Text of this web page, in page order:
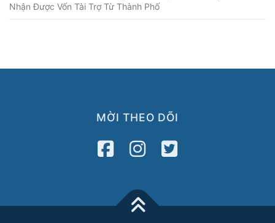
Nhận Được Vốn Tài Trợ Từ Thành Phố
MỜI THEO DÕI